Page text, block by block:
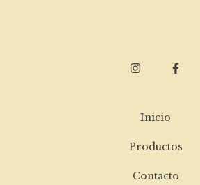
Inicio
Productos
Contacto